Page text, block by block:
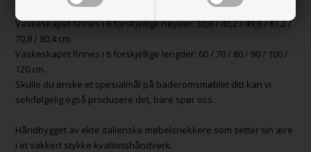
Vaskeskapet finnes i 6 forskjellige høyder: 30,6 / 40,2 / 49,8 / 61,2 /
70,8 / 80,4 cm.
Vaskeskapet finnes i 6 forskjellige lengder: 60 / 70 / 80 / 90 / 100 /
120 cm.
Skulle du ønske et spesialmål på baderomsmøblet ditt kan vi
selvfølgelig også produsere det, bare spør oss.
Håndbygget av ekte italienske møbelsnekkere som setter sin ære
i et vakkert stykke kvalitetshåndverk.